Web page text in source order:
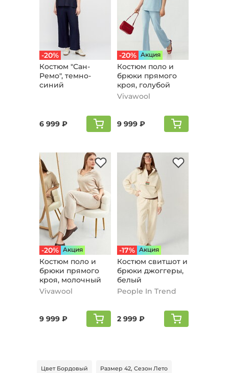
-20%
Костюм "Сан-
Ремо", темно-
синий
6 999 ₽
-20% Aкция
Костюм поло и
брюки прямого
кроя, голубой
Vivawool
9 999 ₽
-20% Aкция
Костюм поло и
брюки прямого
кроя, молочный
Vivawool
9 999 ₽
-17% Aкция
Костюм свитшот и
брюки джоггеры,
белый
People In Trend
2 999 ₽
Цвет Бордовый Размер 42, Сезон Лето